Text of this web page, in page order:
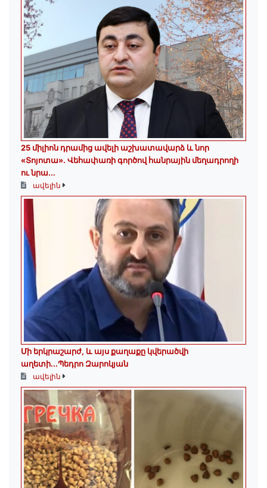
25 միլիոն դրամից ավելի աշխատավարձ և նոր
«Տոյոտա»․ Վեհափառի գործով հանրային մեղադրողի
ու նրա...
ավելին
Մի երկրաշարժ, և այս քաղաքը կվերածվի
աղետի...Պեդրո Զարոկյան
ավելին